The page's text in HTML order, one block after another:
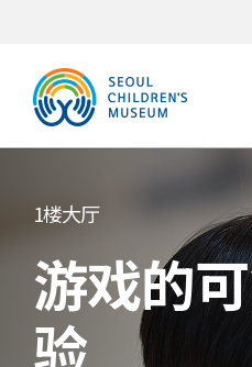
爸爸妈妈首尔VIP区
幸福花园
地下一楼企划展厅
图画书
别
1楼大厅
游戏的
验